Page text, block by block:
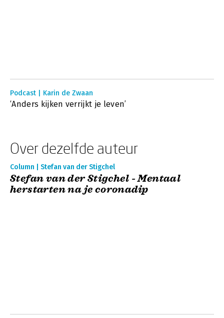
Podcast | Karin de Zwaan
‘Anders kijken verrijkt je leven’
Over dezelfde auteur
Column | Stefan van der Stigchel
Stefan van der Stigchel - Mentaal
herstarten na je coronadip